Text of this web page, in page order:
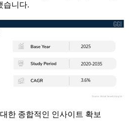
습니다.
한 종합적인 인사이트 확보